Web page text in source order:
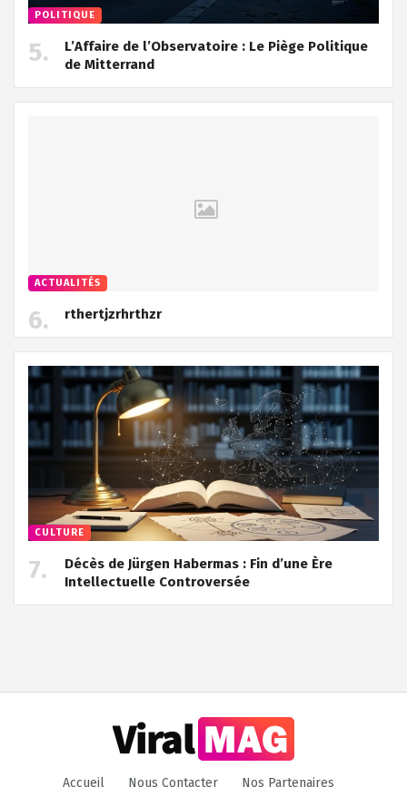
POLITIQUE
L’Affaire de l’Observatoire : Le Piège Politique
de Mitterrand
ACTUALITÉS
rthertjzrhrthzr
CULTURE
Décès de Jürgen Habermas : Fin d’une Ère
Intellectuelle Controversée
Accueil Nous Contacter Nos Partenaires